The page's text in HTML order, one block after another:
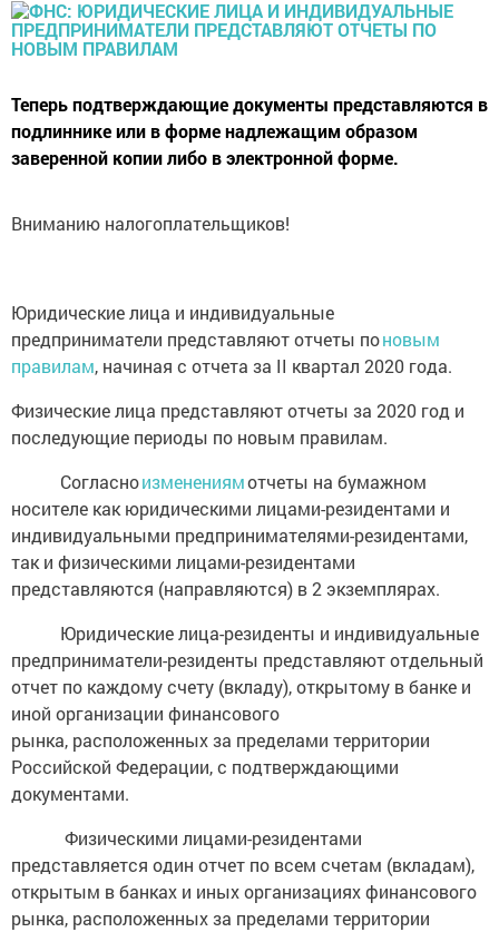
Теперь подтверждающие документы представляются в
подлиннике или в форме надлежащим образом
заверенной копии либо в электронной форме.
Вниманию налогоплательщиков!
Юридические лица и индивидуальные
предприниматели представляют отчеты поновым
правилам, начиная с отчета за II квартал 2020 года.
Физические лица представляют отчеты за 2020 год и
последующие периоды по новым правилам.
Согласноизменениямотчеты на бумажном
носителе как юридическими лицами-резидентами и
индивидуальными предпринимателями-резидентами,
так и физическими лицами-резидентами
представляются (направляются) в 2 экземплярах.
Юридические лица-резиденты и индивидуальные
предприниматели-резиденты представляют отдельный
отчет по каждому счету (вкладу), открытому в банке и
иной организации финансового
рынка, расположенных за пределами территории
Российской Федерации, с подтверждающими
документами.
Физическими лицами-резидентами
представляется один отчет по всем счетам (вкладам),
открытым в банках и иных организациях финансового
рынка, расположенных за пределами территории